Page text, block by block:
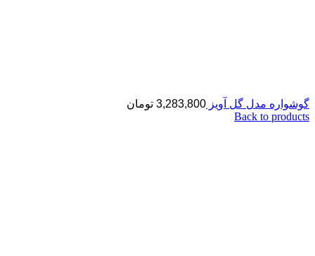
گوشواره مدل گل آویز 3,283,800 تومان
Back to products